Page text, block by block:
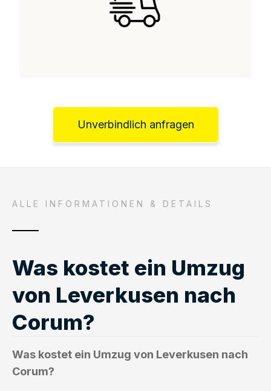
Unverbindlich anfragen
ALLE INFORMATIONEN & DETAILS
Was kostet ein Umzug
von Leverkusen nach
Corum?
Was kostet ein Umzug von Leverkusen nach
Corum?